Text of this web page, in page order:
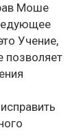
Моше
Учение,
позволяет